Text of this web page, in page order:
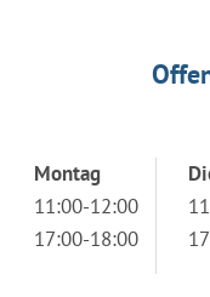
Montag
11:00-12:00
17:00-18:00